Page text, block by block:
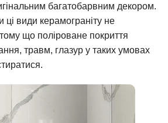
багатобарвним декором.
ці види керамограніту не
що поліроване покриття
травм, глазур у таких умовах